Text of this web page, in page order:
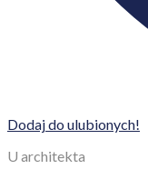
Dodaj do ulubionych!
U architekta